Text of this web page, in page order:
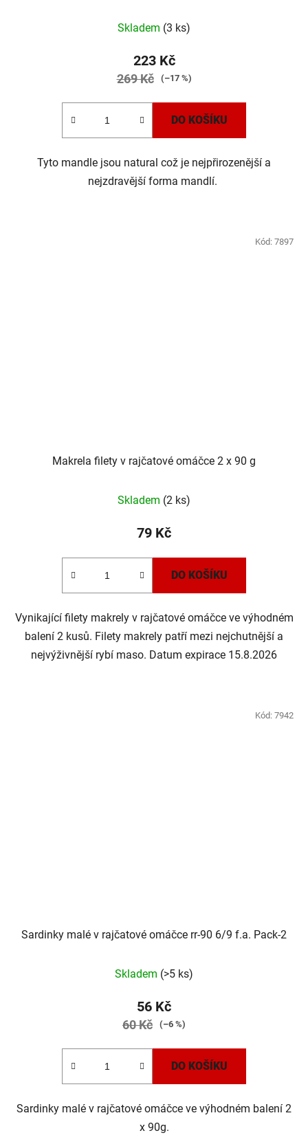
Skladem (3 ks)
223 Kč
269 Kč (–17 %)
DO KOŠÍKU
Tyto mandle jsou natural což je nejpřirozenější a
nejzdravější forma mandlí.
Makrela filety v rajčatové omáčce 2 x 90 g
Skladem (2 ks)
79 Kč
DO KOŠÍKU
Vynikající filety makrely v rajčatové omáčce ve výhodném
balení 2 kusů. Filety makrely patří mezi nejchutnější a
nejvýživnější rybí maso. Datum expirace 15.8.2026
Kód: 7897
Sardinky malé v rajčatové omáčce rr-90 6/9 f.a. Pack-2
Skladem (>5 ks)
56 Kč
60 Kč (–6 %)
DO KOŠÍKU
Sardinky malé v rajčatové omáčce ve výhodném balení 2
x 90g.
Kód: 7942